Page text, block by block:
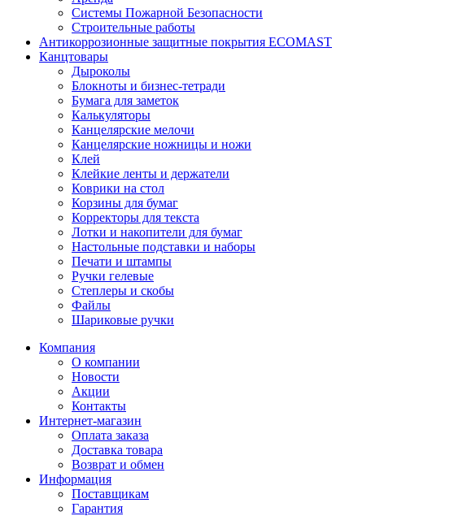
Системы Пожарной Безопасности
Строительные работы
Антикоррозионные защитные покрытия ECOMAST
Канцтовары
Дыроколы
Блокноты и бизнес-тетради
Бумага для заметок
Калькуляторы
Канцелярские мелочи
Канцелярские ножницы и ножи
Клей
Клейкие ленты и держатели
Коврики на стол
Корзины для бумаг
Корректоры для текста
Лотки и накопители для бумаг
Настольные подставки и наборы
Печати и штампы
Ручки гелевые
Степлеры и скобы
Файлы
Шариковые ручки
Компания
О компании
Новости
Акции
Контакты
Интернет-магазин
Оплата заказа
Доставка товара
Возврат и обмен
Информация
Поставщикам
Гарантия